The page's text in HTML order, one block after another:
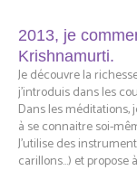
2013, je
Krishnamurti.
Je découvre la
j’introduis dans les
Dans les méditations,
à se connaitre soi-
J’utilise des
carillons…) et propose